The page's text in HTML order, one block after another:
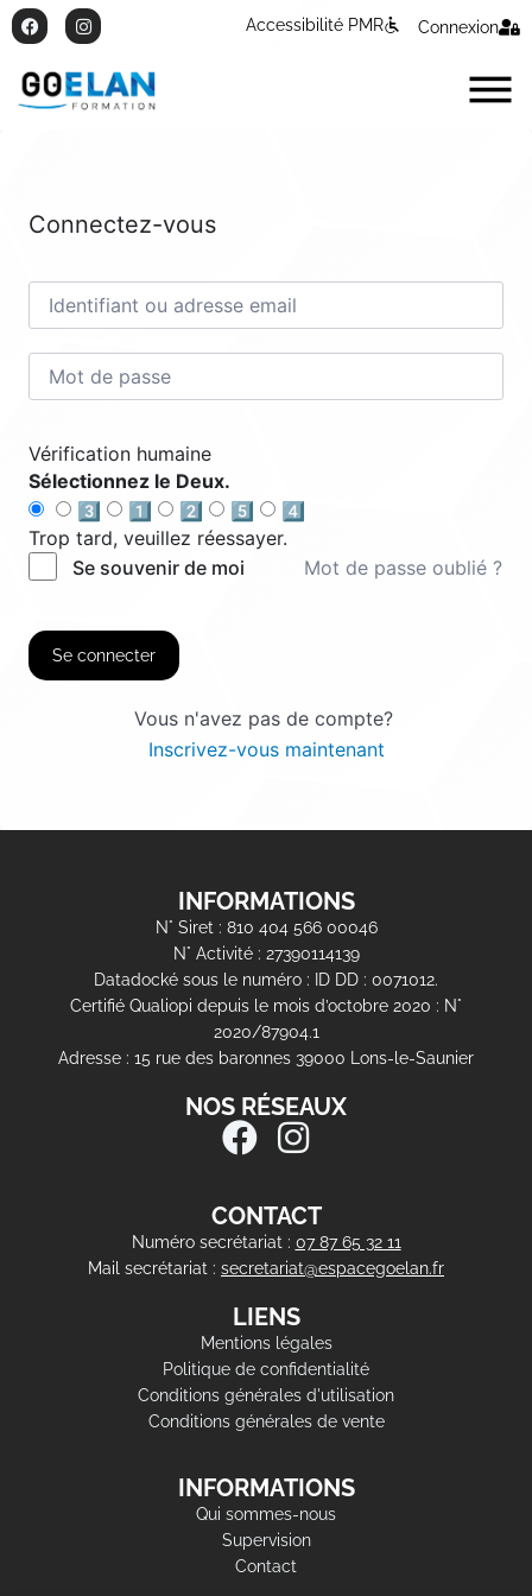
Accessibilité PMR Connexion
Connectez-vous
Vérification humaine
Sélectionnez le Deux.
3️⃣
1️⃣ 2️⃣ 5️⃣
4️⃣
Trop tard, veuillez réessayer.
Se souvenir de moi
Mot de passe oublié ?
Se connecter
Vous n'avez pas de compte?
Inscrivez-vous maintenant
INFORMATIONS
N° Siret : 810 404 566 00046
N° Activité : 27390114139
Datadocké sous le numéro : ID DD : 0071012.
Certifié Qualiopi depuis le mois d’octobre 2020 : N°
2020/87904.1
Adresse : 15 rue des baronnes 39000 Lons-le-Saunier
NOS RÉSEAUX
CONTACT
Numéro secrétariat : 07 87 65 32 11
Mail secrétariat : secretariat@espacegoelan.fr
LIENS
Mentions légales
Politique de confidentialité
Conditions générales d'utilisation
Conditions générales de vente
INFORMATIONS
Qui sommes-nous
Supervision
Contact